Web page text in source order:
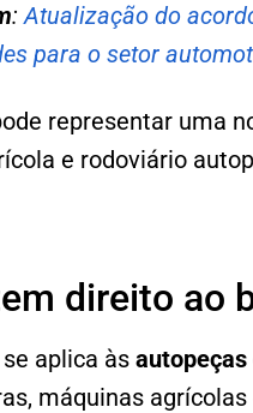
:Atualização do
para o setor
representar uma
e rodoviário
direito ao
aplica às
máquinas